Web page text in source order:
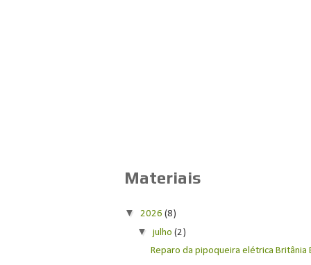
Materiais
▼ 2026(8)
▼julho(2)
Reparo da pipoqueira elétrica Britânia